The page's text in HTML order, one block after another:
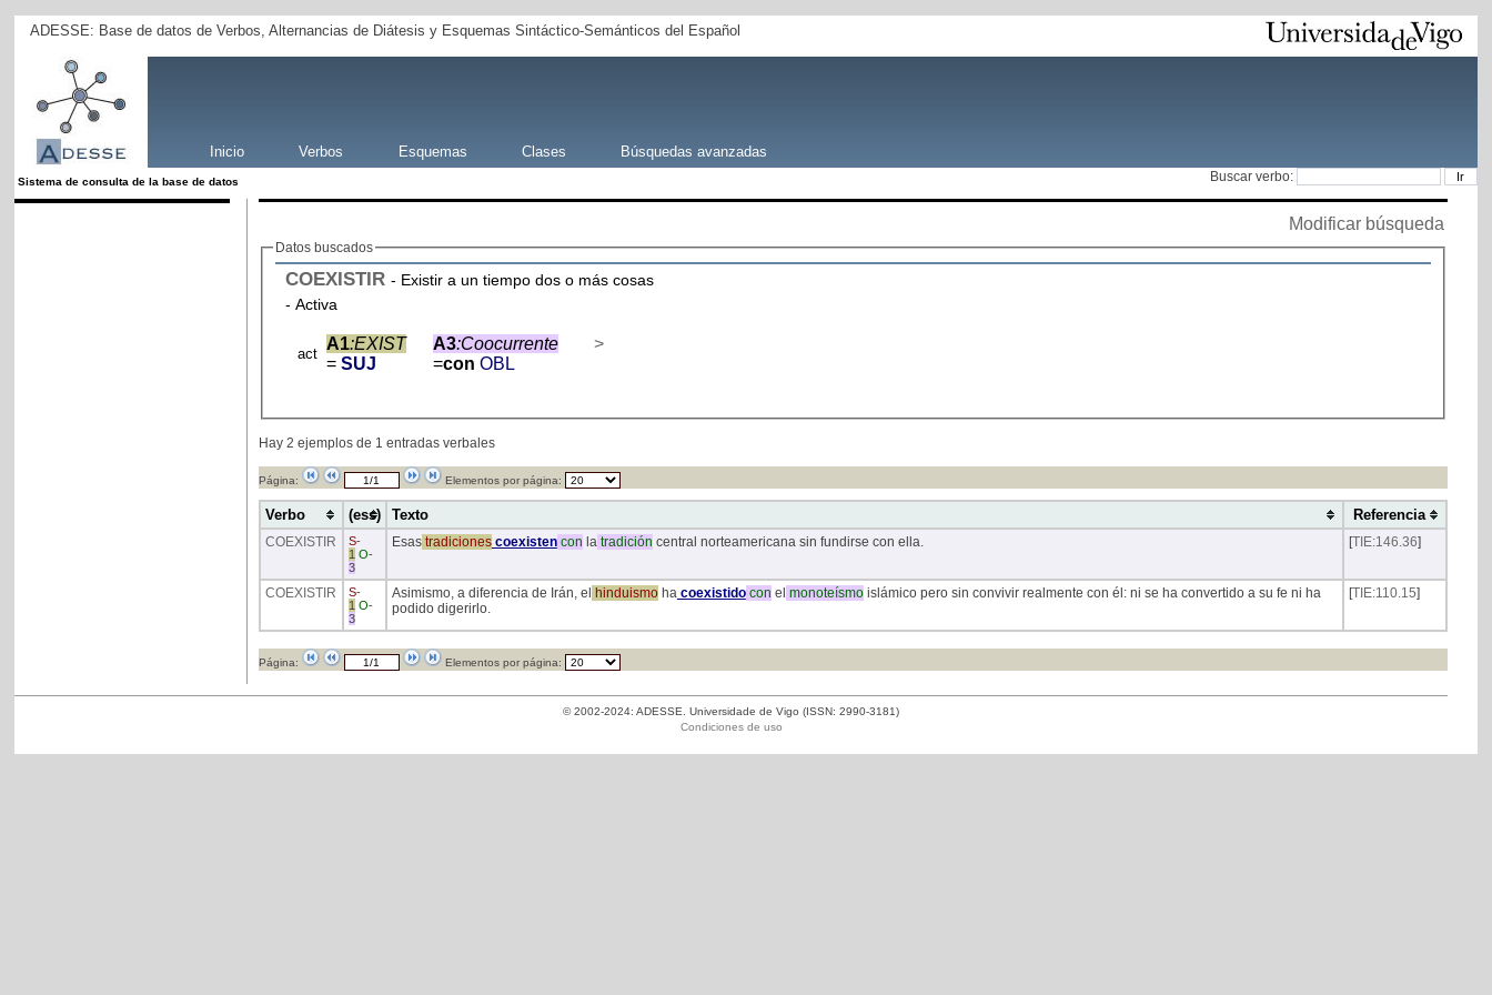
ADESSE: Base de datos de Verbos, Alternancias de Diátesis y Esquemas Sintáctico-Semánticos del Español
Inicio Verbos Esquemas Clases Búsquedas avanzadas
Sistema de consulta de la base de datos Buscar verbo:
Modificar búsqueda
Datos buscados
COEXISTIR - Existir a un tiempo dos o más cosas
- Activa
act
A1:EXIST
= SUJ
A3:Coocurrente
=con OBL
>
Hay 2 ejemplos de 1 entradas verbales
Página: Elementos por página:
Verbo (ess) Texto Referencia
COEXISTIR S-
1 O-
3
Esastradicionescoexistencon latradición central norteamericana sin fundirse con ella. [TIE:146.36]
COEXISTIR S-
1 O-
3
Asimismo, a diferencia de Irán, el hinduismohacoexistidocon el monoteísmoislámico pero sin convivir realmente con él: ni se ha convertido a su fe ni ha
podido digerirlo.
[TIE:110.15]
Página: Elementos por página:
© 2002-2024: ADESSE. Universidade de Vigo (ISSN: 2990-3181)
Condiciones de uso